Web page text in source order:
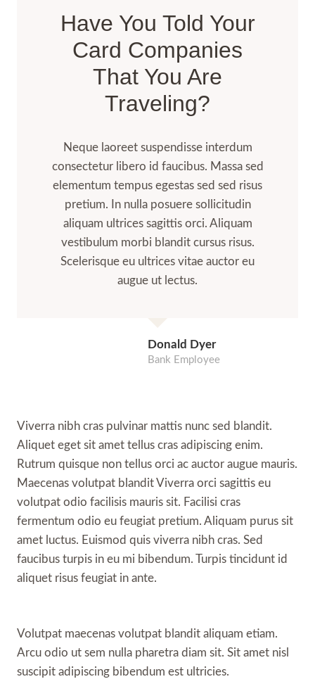
Have You Told Your
Card Companies
That You Are
Traveling?
Neque laoreet suspendisse interdum
consectetur libero id faucibus. Massa sed
elementum tempus egestas sed sed risus
pretium. In nulla posuere sollicitudin
aliquam ultrices sagittis orci. Aliquam
vestibulum morbi blandit cursus risus.
Scelerisque eu ultrices vitae auctor eu
augue ut lectus.
Donald Dyer
Bank Employee
Viverra nibh cras pulvinar mattis nunc sed blandit.
Aliquet eget sit amet tellus cras adipiscing enim.
Rutrum quisque non tellus orci ac auctor augue mauris.
Maecenas volutpat blandit Viverra orci sagittis eu
volutpat odio facilisis mauris sit. Facilisi cras
fermentum odio eu feugiat pretium. Aliquam purus sit
amet luctus. Euismod quis viverra nibh cras. Sed
faucibus turpis in eu mi bibendum. Turpis tincidunt id
aliquet risus feugiat in ante.
Volutpat maecenas volutpat blandit aliquam etiam.
Arcu odio ut sem nulla pharetra diam sit. Sit amet nisl
suscipit adipiscing bibendum est ultricies.